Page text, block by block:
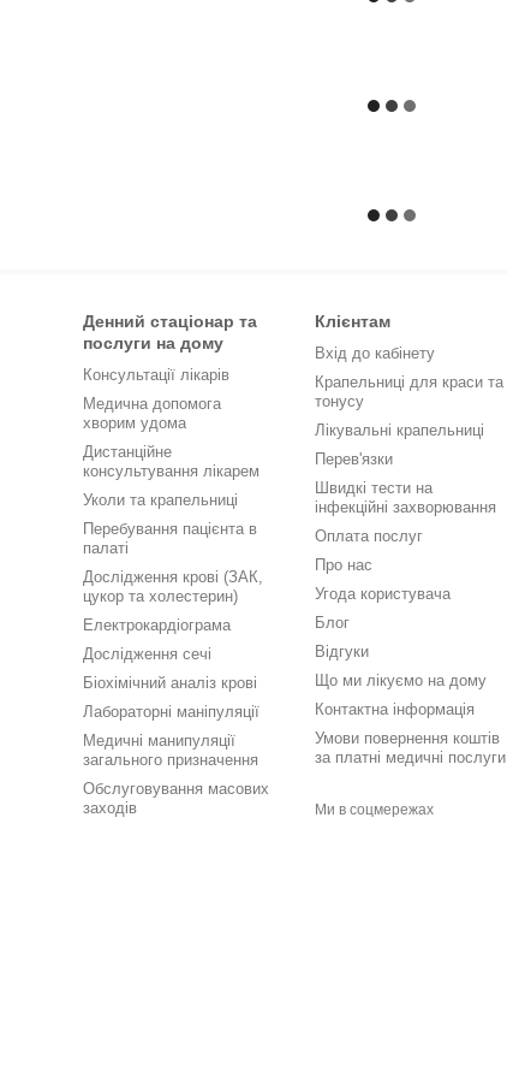
Денний стаціонар та
послуги на дому
Консультації лікарів
Медична допомога
хворим удома
Дистанційне
консультування лікарем
Уколи та крапельниці
Перебування пацієнта в
палаті
Дослідження крові (ЗАК,
цукор та холестерин)
Електрокардіограма
Дослідження сечі
Біохімічний аналіз крові
Лабораторні маніпуляції
Медичні манипуляції
загального призначення
Обслуговування масових
заходів
Клієнтам
Вхід до кабінету
Крапельниці для краси та
тонусу
Лікувальні крапельниці
Перев'язки
Швидкі тести на
інфекційні захворювання
Оплата послуг
Про нас
Угода користувача
Блог
Відгуки
Що ми лікуємо на дому
Контактна інформація
Умови повернення коштів
за платні медичні послуги
Ми в соцмережах